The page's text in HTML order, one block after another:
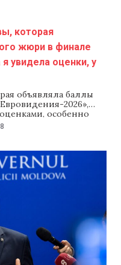
которая
жюри в финале
увидела оценки, у
объявляла баллы
2026»,
особенно
ее словам, она
прямого эфира и
мая в социальных